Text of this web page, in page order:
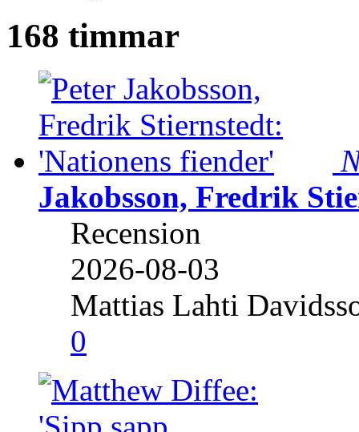
168 timmar
Jakobsson, Fredrik
Recension
2026-08-03
Mattias Lahti
0